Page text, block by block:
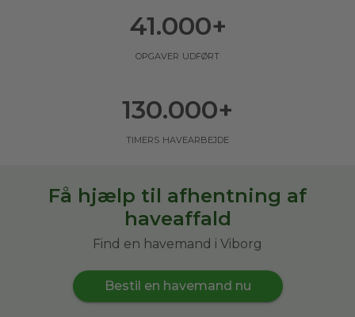
opgaver udført
41.000+
timers havearbejde
130.000+
Få hjælp til afhentning af
haveaffald
Find en havemand i Viborg
Bestil en havemand nu